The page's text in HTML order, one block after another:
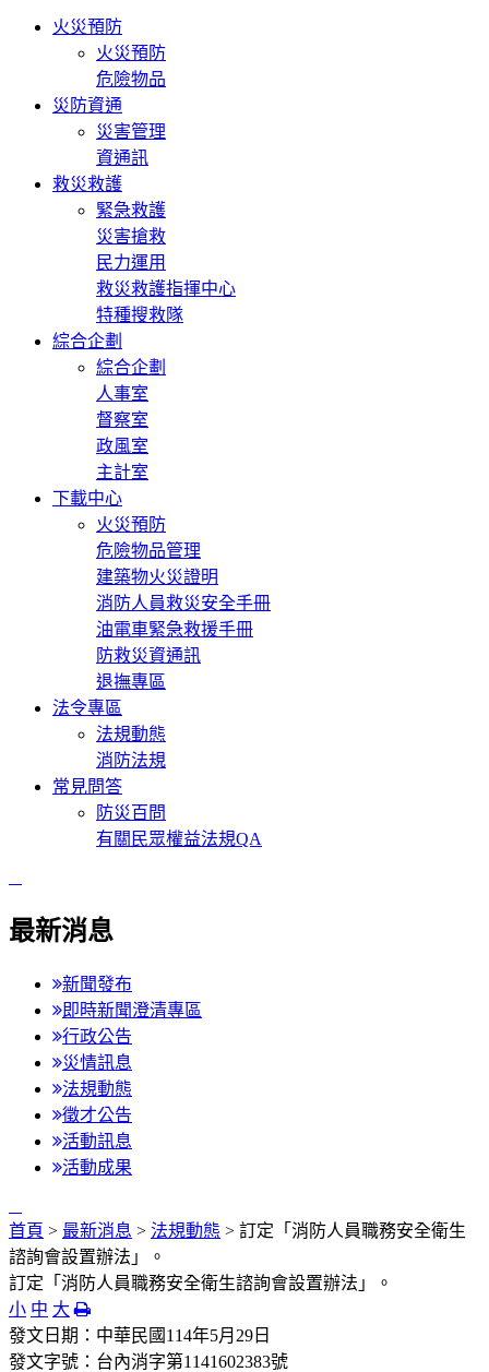
火災預防
火災預防
危險物品
災防資通
災害管理
資通訊
救災救護
緊急救護
災害搶救
民力運用
救災救護指揮中心
特種搜救隊
綜合企劃
綜合企劃
人事室
督察室
政風室
主計室
下載中心
火災預防
危險物品管理
建築物火災證明
消防人員救災安全手冊
油電車緊急救援手冊
防救災資通訊
退撫專區
法令專區
法規動態
消防法規
常見問答
防災百問
有關民眾權益法規QA
最新消息
新聞發布
即時新聞澄清專區
行政公告
災情訊息
法規動態
徵才公告
活動訊息
活動成果
首頁 > 最新消息 > 法規動態 > 訂定「消防人員職務安全衛生
諮詢會設置辦法」。
訂定「消防人員職務安全衛生諮詢會設置辦法」。
小 中 大
發文日期：中華民國114年5月29日
發文字號：台內消字第1141602383號